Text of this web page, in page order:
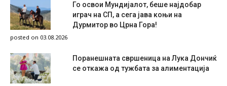
Го освои Мундијалот, беше најдобар
играч на СП, а сега јава коњи на
Дурмитор во Црна Гора!
posted on 03.08.2026
Поранешната свршеница на Лука Дончиќ
се откажа од тужбата за алиментација